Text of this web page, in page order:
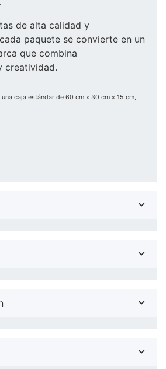
de alta calidad y
paquete se convierte en un
que combina
creatividad.
caja estándar de 60 cm x 30 cm x 15 cm,